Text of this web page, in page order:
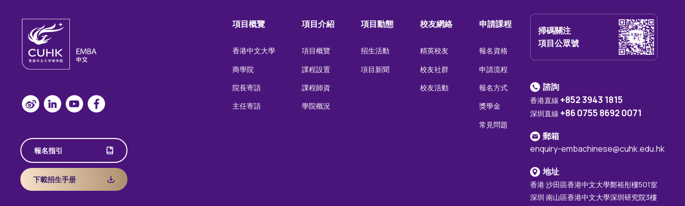
報名指引
下載招生手册
項目概覽
香港中文大學
商學院
院長寄語
主任寄語
項目介紹
項目概覽
課程設置
課程師資
學院概況
項目動態
招生活動
項目新聞
校友網絡
精英校友
校友社群
校友活動
申請課程
報名資格
申請流程
報名方式
獎學金
常見問題
掃碼關注
項目公眾號
諮詢
香港直線 +852 3943 1815
深圳直線 +86 0755 8692 0071
郵箱
enquiry-embachinese@cuhk.edu.hk
地址
香港·沙田區香港中文大學鄭裕彤樓501室
深圳·南山區香港中文大學深圳研究院3樓